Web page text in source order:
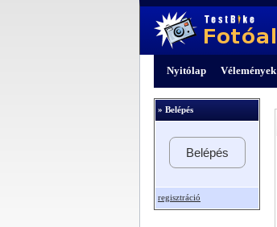
Nyitólap Vélemények
» Belépés
Belépés
regisztráció